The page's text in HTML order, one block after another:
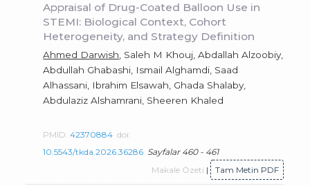
Appraisal of Drug-Coated Balloon Use in
STEMI: Biological Context, Cohort
Heterogeneity, and Strategy Definition
Ahmed Darwish , Saleh M Khouj, Abdallah Alzoobiy,
Abdullah Ghabashi, Ismail Alghamdi, Saad
Alhassani, Ibrahim Elsawah, Ghada Shalaby,
Abdulaziz Alshamrani, Sheeren Khaled
PMID:42370884 doi:
10.5543/tkda.2026.36286 Sayfalar 460 - 461
Makale Özeti | Tam Metin PDF